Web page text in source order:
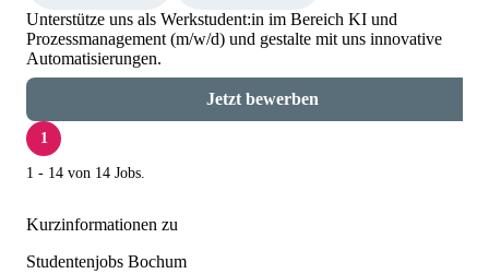
Unterstütze uns als Werkstudent:in im Bereich KI und
Prozessmanagement (m/w/d) und gestalte mit uns innovative
Automatisierungen.
Jetzt bewerben
1
1 - 14 von 14 Jobs.
Kurzinformationen zu
Studentenjobs Bochum